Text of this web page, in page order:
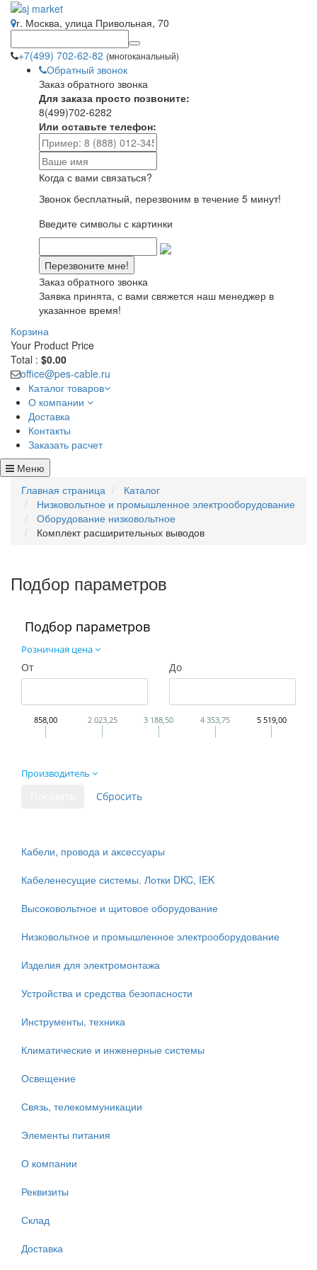
г. Москва, улица Привольная, 70
+7(499) 702-62-82 (многоканальный)
Обратный звонок
Заказ обратного звонка
Для заказа просто позвоните:
8(499)702-6282
Или оставьте телефон:
Когда с вами связаться?
Звонок бесплатный, перезвоним в течение 5 минут!
Введите символы с картинки
Заказ обратного звонка
Заявка принята, с вами свяжется наш менеджер в
указанное время!
Корзина
Your Product Price
Total : $0.00
office@pes-cable.ru
Каталог товаров
О компании
Доставка
Контакты
Заказать расчет
Меню
Главная страница
Каталог
Низковольтное и промышленное электрооборудование
Оборудование низковольтное
Комплект расширительных выводов
Подбор параметров
Подбор параметров
Розничная цена
От До
858,00 2 023,25 3 188,50 4 353,75 5 519,00
Производитель
Кабели, провода и аксессуары
Кабеленесущие системы. Лотки DKC, IEK
Высоковольтное и щитовое оборудование
Низковольтное и промышленное электрооборудование
Изделия для электромонтажа
Устройства и средства безопасности
Инструменты, техника
Климатические и инженерные системы
Освещение
Связь, телекоммуникации
Элементы питания
О компании
Реквизиты
Склад
Доставка